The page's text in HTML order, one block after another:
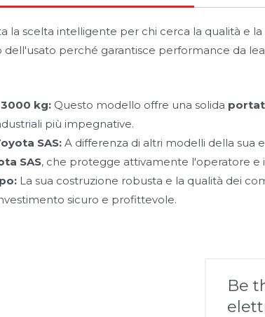
la scelta intelligente per chi cerca la qualità e
dell'usato perché garantisce performance da
kg: Questo modello offre una solida
più impegnative.
SAS: A differenza di altri modelli della sua
SAS, che protegge attivamente l'operatore e
La sua costruzione robusta e la qualità dei
sicuro e profittevole.
Be